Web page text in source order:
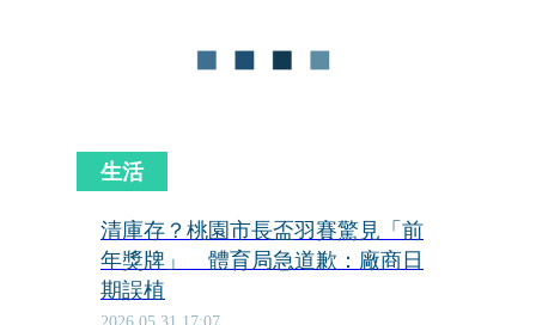
生活
清庫存？桃園市長盃羽賽驚見「前
年獎牌」 體育局急道歉：廠商日
期誤植